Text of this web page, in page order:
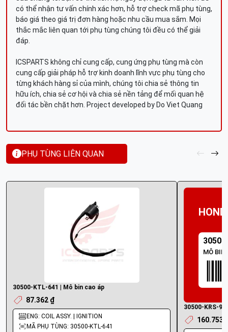
có thể nhận tư vấn chính xác hơn, hỗ trợ check mã phụ tùng,
báo giá theo giá trị đơn hàng hoặc nhu cầu mua sắm. Mọi
thắc mắc liên quan tới phụ tùng chúng tôi đều có thể giải
đáp.
ICSPARTS không chỉ cung cấp, cung ứng phụ tùng mà còn
cung cấp giải pháp hỗ trợ kinh doanh lĩnh vực phụ tùng cho
từng khách hàng sỉ của mình, chúng tôi chia sẻ thông tin
hữu ích, chia sẻ cơ hội và chia sẻ nền tảng để mối quan hệ
đối tác bền chặt hơn. Project developed by Do Viet Quang
PHỤ TÙNG LIÊN QUAN
30500-KTL-641 | Mô bin cao áp
87.362 ₫
ENG: COIL ASSY. | IGNITION
MÃ PHỤ TÙNG: 30500-KTL-641
MÔ BIN
30500-KRS-
160.753